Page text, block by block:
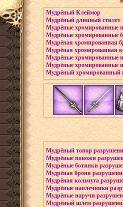
Мудрёный Клеймор
Мудрёный длинный стилет
Мудрёные хромированные
Мудрёные хромированные
Мудрёная хромированная
Мудрёная хромированная
Мудрёные хромированные
Мудрёные хромированные
Мудрёный хромированный
Мудрёный топор
Мудрёные поножи
Мудрёные ботинки
Мудрёная броня
Мудрёная кольчуга
Мудрёные наплечники
Мудрёные наручи
Мудрёный шлем